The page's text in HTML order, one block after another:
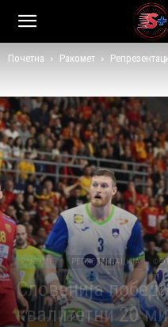
Почетна Ракомет
РАКОМЕТ РЕПРЕЗЕНТАЦИЈА
Словенија
квалитетни 20